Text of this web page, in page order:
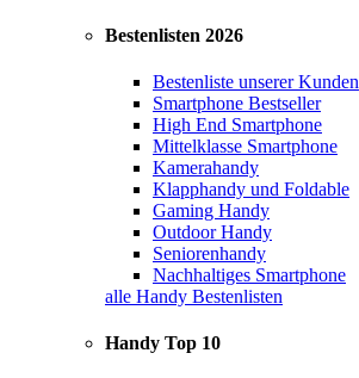
Bestenlisten 2026
Bestenliste unserer Kunden
Smartphone Bestseller
High End Smartphone
Mittelklasse Smartphone
Kamerahandy
Klapphandy und Foldable
Gaming Handy
Outdoor Handy
Seniorenhandy
Nachhaltiges Smartphone
alle Handy Bestenlisten
Handy Top 10